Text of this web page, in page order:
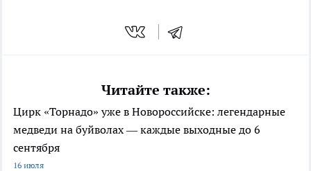
Читайте также:
Цирк «Торнадо» уже в Новороссийске: легендарные
медведи на буйволах — каждые выходные до 6
сентября
16 июля